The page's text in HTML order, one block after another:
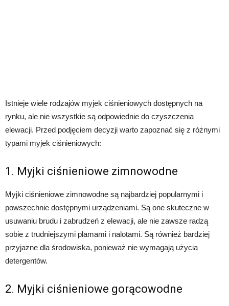
Istnieje wiele rodzajów myjek ciśnieniowych dostępnych na
rynku, ale nie wszystkie są odpowiednie do czyszczenia
elewacji. Przed podjęciem decyzji warto zapoznać się z różnymi
typami myjek ciśnieniowych:
1. Myjki ciśnieniowe zimnowodne
Myjki ciśnieniowe zimnowodne są najbardziej popularnymi i
powszechnie dostępnymi urządzeniami. Są one skuteczne w
usuwaniu brudu i zabrudzeń z elewacji, ale nie zawsze radzą
sobie z trudniejszymi plamami i nalotami. Są również bardziej
przyjazne dla środowiska, ponieważ nie wymagają użycia
detergentów.
2. Myjki ciśnieniowe gorącowodne